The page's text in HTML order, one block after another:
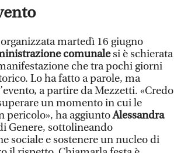
martedì 16 giugno
comunalesi è schierata
che tra pochi giorni
Lo ha fatto a parole, ma
a partire da Mezzetti. «Credo
un momento in cui le
pericolo», ha aggiuntoAlessandra
Genere, sottolineando
sociale e sostenere un nucleo di